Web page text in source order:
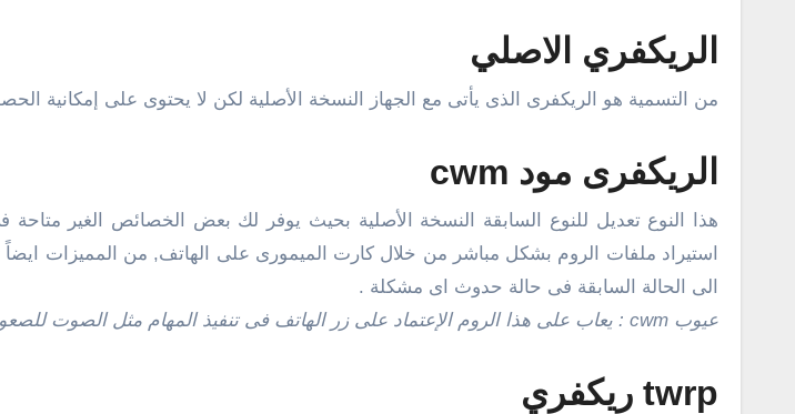
الريكفري الاصلي
من التسمية هو الريكفرى الذى يأتى مع الجهاز النسخة الأصلية لكن لا يحتوى على إمكانية
الريكفرى مود cwm
استيراد ملفات الروم بشكل مباشر من خلال كارت الميمورى على الهاتف, من المميزات
الى الحالة السابقة فى حالة حدوث اى مشكلة .
عيوب cwm : يعاب على هذا الروم الإعتماد على زر الهاتف فى تنفيذ المهام مثل الصوت للصعود والنزول بين القوائم والباور ..
twrp ريكفري